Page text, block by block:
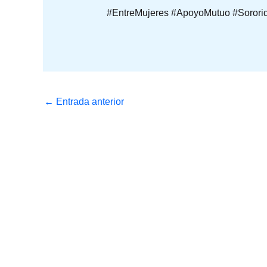
#EntreMujeres #ApoyoMutuo
← Entrada anterior